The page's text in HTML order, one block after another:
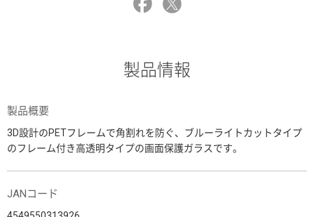
製品情報
製品概要
3D設計のPETフレームで角割れを防ぐ、ブルーライトカットタイプ
のフレーム付き高透明タイプの画面保護ガラスです。
JANコード